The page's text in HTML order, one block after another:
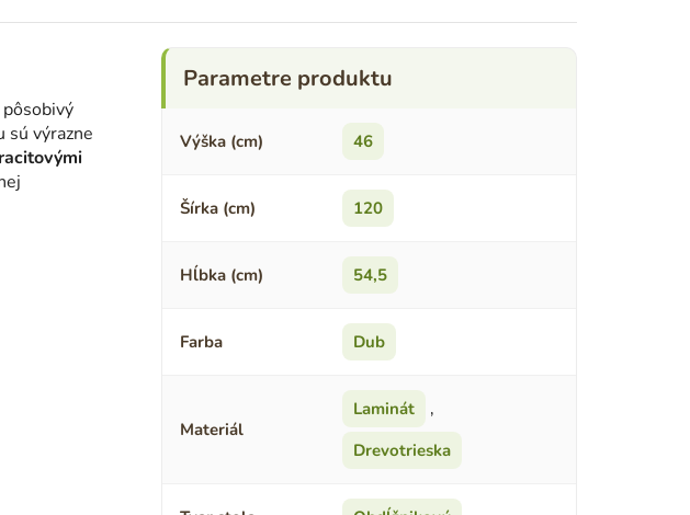
sú výrazne
Výška (cm) 46
Šírka (cm) 120
Hĺbka (cm) 54,5
Farba Dub
Materiál
Laminát
,
Drevotrieska